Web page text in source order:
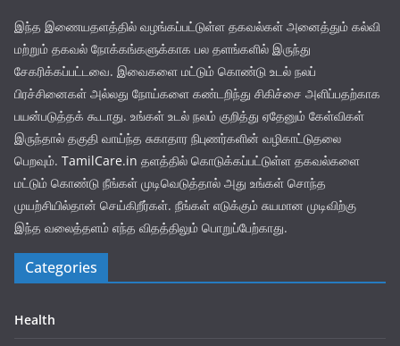
இந்த இணையதளத்தில் வழங்கப்பட்டுள்ள தகவல்கள் அனைத்தும் கல்வி
மற்றும் தகவல் நோக்கங்களுக்காக பல தளங்களில் இருந்து
சேகரிக்கப்பட்டவை. இவைகளை மட்டும் கொண்டு உடல் நலப்
பிரச்சினைகள் அல்லது நோய்களை கண்டறிந்து சிகிச்சை அளிப்பதற்காக
பயன்படுத்தக் கூடாது. உங்கள் உடல் நலம் குறித்து ஏதேனும் கேள்விகள்
இருந்தால் தகுதி வாய்ந்த சுகாதார நிபுணர்களின் வழிகாட்டுதலை
பெறவும். TamilCare.in தளத்தில் கொடுக்கப்பட்டுள்ள தகவல்களை
மட்டும் கொண்டு நீங்கள் முடிவெடுத்தால் அது உங்கள் சொந்த
முயற்சியில்தான் செய்கிறீர்கள். நீங்கள் எடுக்கும் சுயமான முடிவிற்கு
இந்த வலைத்தளம் எந்த விதத்திலும் பொறுப்பேற்காது.
Categories
Health